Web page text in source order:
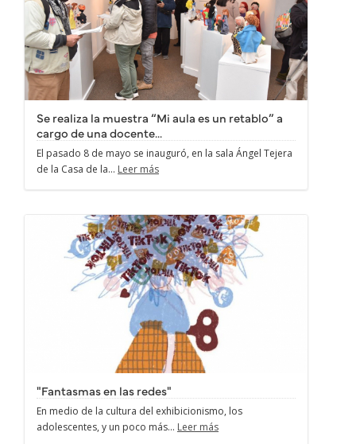
Se realiza la muestra “Mi aula es un retablo” a
cargo de una docente...
El pasado 8 de mayo se inauguró, en la sala Ángel Tejera
de la Casa de la... Leer más
"Fantasmas en las redes"
En medio de la cultura del exhibicionismo, los
adolescentes, y un poco más... Leer más